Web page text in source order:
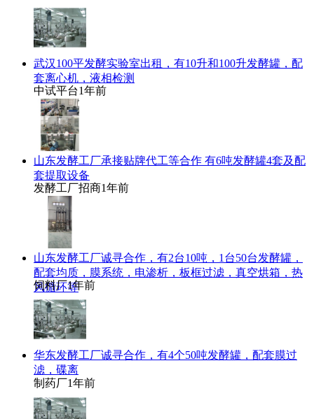
武汉100平发酵实验室出租，有10升和100升发酵罐，配
套离心机，液相检测
中试平台1年前
山东发酵工厂承接贴牌代工等合作 有6吨发酵罐4套及配
套提取设备
发酵工厂招商1年前
山东发酵工厂诚寻合作，有2台10吨，1台50台发酵罐，
配套均质，膜系统，电渗析，板框过滤，真空烘箱，热
风循环等
饲料厂1年前
华东发酵工厂诚寻合作，有4个50吨发酵罐，配套膜过
滤，碟离
制药厂1年前